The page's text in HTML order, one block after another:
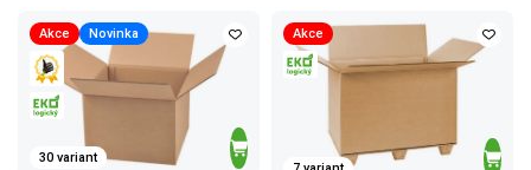
Akce Novinka
30 variant
Akce